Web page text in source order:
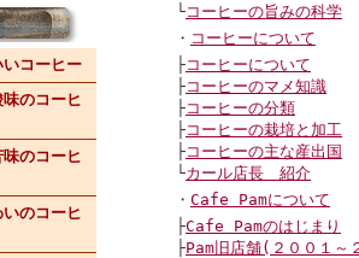
コーヒー
のコーヒ
のコーヒ
のコーヒ
└コーヒーの旨みの科学
・ コーヒーについて
├コーヒーについて
├コーヒーのマメ知識
├コーヒーの分類
├コーヒーの栽培と加工
├コーヒーの主な産出国
└カール店長 紹介
・ Cafe Pamについて
├Cafe Pamのはじまり
├Pam旧店舗(２００１～